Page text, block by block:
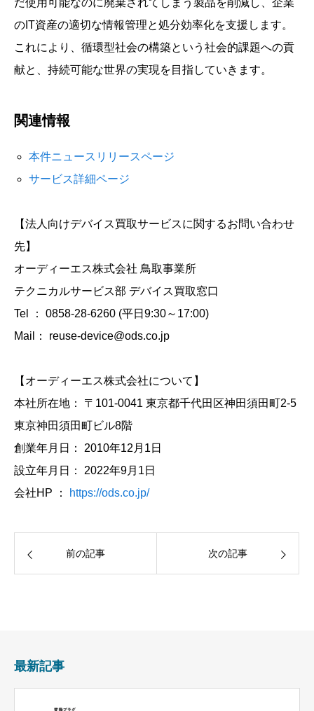
のIT資産の適切な情報管理と処分効率化を支援します。
これにより、循環型社会の構築という社会的課題への貢
献と、持続可能な世界の実現を目指していきます。
関連情報
本件ニュースリリースページ
サービス詳細ページ
【法人向けデバイス買取サービスに関するお問い合わせ
先】
オーディーエス株式会社 鳥取事業所
テクニカルサービス部 デバイス買取窓口
Tel ： 0858-28-6260 (平日9:30～17:00)
Mail： reuse-device@ods.co.jp
【オーディーエス株式会社について】
本社所在地： 〒101-0041 東京都千代田区神田須田町2-5
東京神田須田町ビル8階
創業年月日： 2010年12月1日
設立年月日： 2022年9月1日
会社HP ：
https://ods.co.jp/
前の記事 次の記事
最新記事